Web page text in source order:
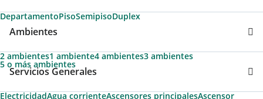
DepartamentoPisoSemipisoDuplex
Ambientes
2 ambientes1 ambiente4 ambientes3 ambientes
5 o más ambientes
Servicios Generales
ElectricidadAgua corrienteAscensores principalesAscensor